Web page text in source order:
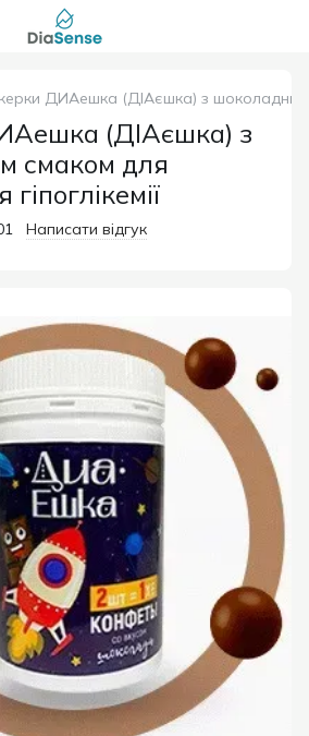
ДИАешка (ДІАєшка) з шоколадним
(ДІАєшка) з
смаком для
Написати відгук